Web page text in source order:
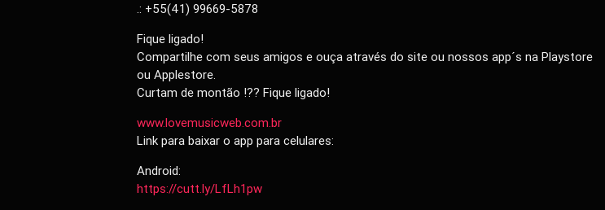
.: +55(41) 99669-5878
Fique ligado!
Compartilhe com seus amigos e ouça através do site ou nossos app´s na Playstore
ou Applestore.
Curtam de montão !?? Fique ligado!
www.lovemusicweb.com.br
Link para baixar o app para celulares:
Android:
https://cutt.ly/LfLh1pw